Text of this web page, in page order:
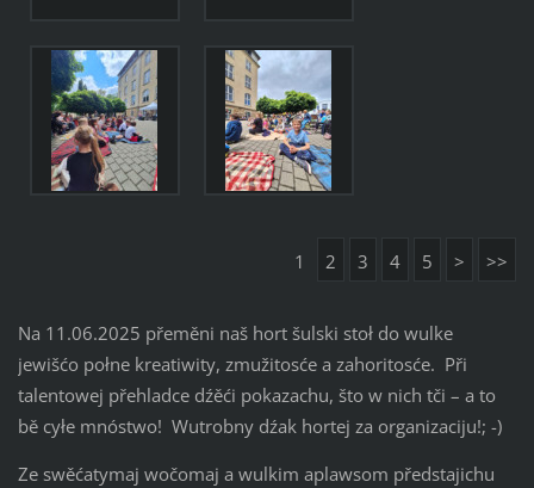
1 2 3 4 5 > >>
Na 11.06.2025 přeměni naš hort šulski stoł do wulke
jewišćo połne kreatiwity, zmužitosće a zahoritosće. Při
talentowej přehladce dźěći pokazachu, što w nich tči – a to
bě cyłe mnóstwo! Wutrobny dźak hortej za organizaciju!; -)
Ze swěćatymaj wočomaj a wulkim aplawsom předstajichu